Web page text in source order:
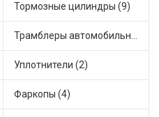
Тормозные цилиндры (9)
Трамблеры автомобильные (2)
Уплотнители (2)
Фаркопы (4)